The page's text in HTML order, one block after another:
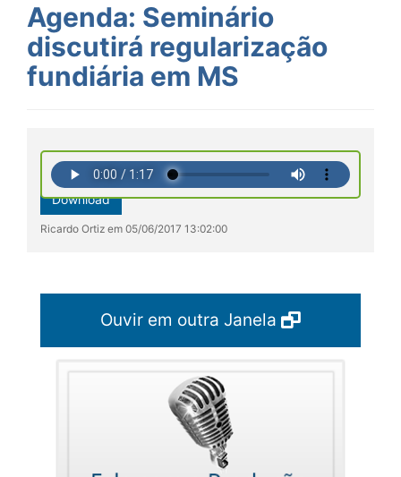
Agenda: Seminário
discutirá regularização
fundiária em MS
Download
Ricardo Ortiz em 05/06/2017 13:02:00
Ouvir em outra Janela